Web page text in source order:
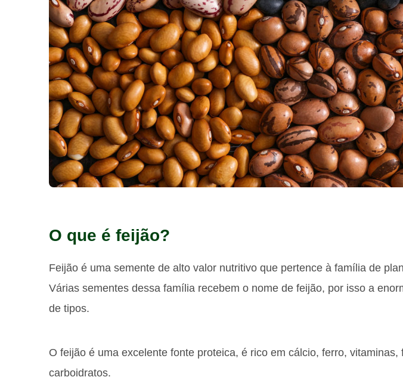
O que é feijão?
Feijão é uma semente de alto valor nutritivo que pertence à família de
Várias sementes dessa família recebem o nome de feijão, por isso a
de tipos.
O feijão é uma excelente fonte proteica, é rico em cálcio, ferro, vitaminas,
carboidratos.